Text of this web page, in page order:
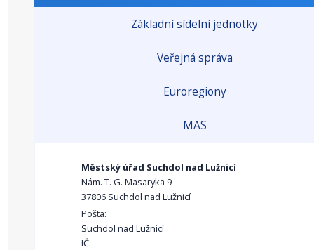
Základní sídelní jednotky
Veřejná správa
Euroregiony
MAS
Městský úřad Suchdol nad Lužnicí
Nám. T. G. Masaryka 9
37806 Suchdol nad Lužnicí
Pošta:
Suchdol nad Lužnicí
IČ: